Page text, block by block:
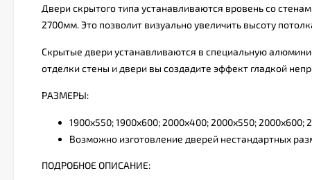
Двери скрытого типа устанавливаются вровень со
2700мм. Это позволит визуально увеличить высоту
Скрытые двери устанавливаются в специальную
отделки стены и двери вы создадите эффект гладкой
РАЗМЕРЫ:
1900х550; 1900х600; 2000х400; 2000х550; 2000х600;
Возможно изготовление дверей нестандартных
ПОДРОБНОЕ ОПИСАНИЕ: